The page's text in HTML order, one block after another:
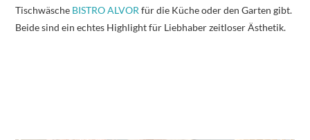
Tischwäsche BISTRO ALVORfür die Küche oder den Garten gibt.
Beide sind ein echtes Highlight für Liebhaber zeitloser Ästhetik.